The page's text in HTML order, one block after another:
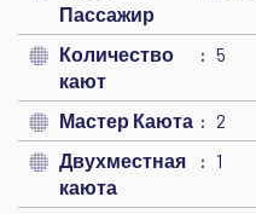
Пассажир
Количество
кают
5
Мастер Каюта
2
Двухместная
каюта
1